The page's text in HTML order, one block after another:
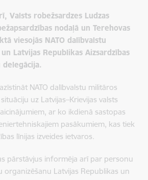
Valsts robežsardzes Ludzas
nodaļā un Terehovas
viesojās NATO dalībvalstu
Latvijas Republikas Aizsardzības
NATO dalībvalstu militāros
uz Latvijas–Krievijas valsts
ar ko ikdienā sastopas
pasākumiem, kas tiek
līnijas izveides ietvaros.
pārstāvjus informēja arī par personu
Latvijas Republikas un